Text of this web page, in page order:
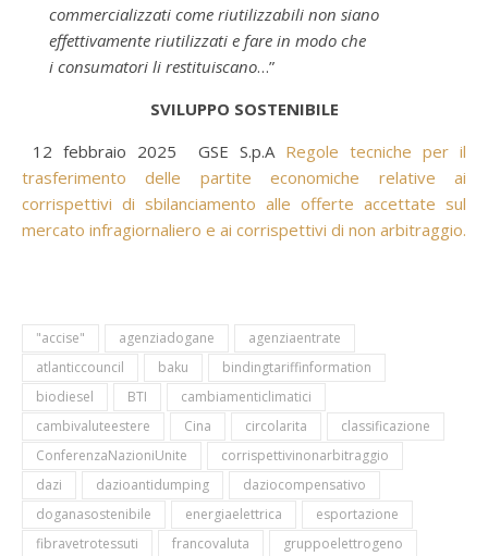
commercializzati come riutilizzabili non siano
effettivamente riutilizzati e fare in modo che
i consumatori li restituiscano…”
SVILUPPO SOSTENIBILE
12 febbraio 2025 GSE S.p.A Regole tecniche per il
trasferimento delle partite economiche relative ai
corrispettivi di sbilanciamento alle offerte accettate sul
mercato infragiornaliero e ai corrispettivi di non arbitraggio.
"accise" agenziadogane
agenziaentrate
atlanticcouncil
baku
bindingtariffinformation
biodiesel
BTI
cambiamenticlimatici
cambivaluteestere
Cina circolarita
classificazione
ConferenzaNazioniUnite
corrispettivinonarbitraggio
dazi
dazioantidumping
daziocompensativo
doganasostenibile
energiaelettrica
esportazione
fibravetrotessuti
francovaluta
gruppoelettrogeno